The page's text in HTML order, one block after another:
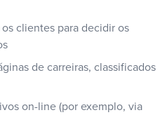
clientes para decidir os
de carreiras, classificados
on-line (por exemplo, via